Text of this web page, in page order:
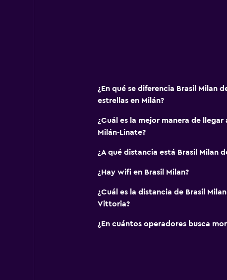
¿En qué se diferencia Brasil Milan
estrellas en Milán?
¿Cuál es la mejor manera de llegar
Milán-Linate?
¿A qué distancia está Brasil Milan
¿Hay wifi en Brasil Milan?
¿Cuál es la distancia de Brasil
Vittoria?
¿En cuántos operadores busca